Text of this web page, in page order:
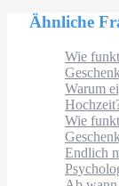
Ähnliche
Wie
Warum
Wie
Endlich